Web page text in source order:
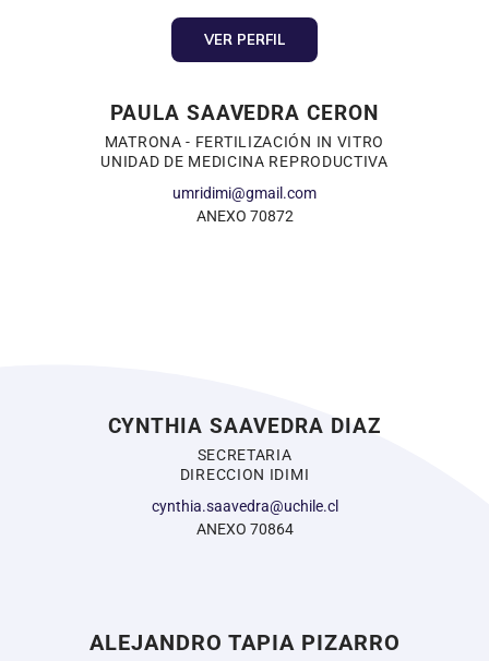
VER PERFIL
PAULA SAAVEDRA CERON
MATRONA - FERTILIZACIÓN IN VITRO
UNIDAD DE MEDICINA REPRODUCTIVA
umridimi@gmail.com
ANEXO 70872
CYNTHIA SAAVEDRA DIAZ
SECRETARIA
DIRECCION IDIMI
cynthia.saavedra@uchile.cl
ANEXO 70864
ALEJANDRO TAPIA PIZARRO